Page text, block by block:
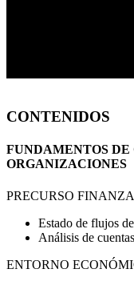
CONTENIDOS
FUNDAMENTOS DE
ORGANIZACIONES
PRECURSO
Estado de flujos
Análisis de
ENTORNO